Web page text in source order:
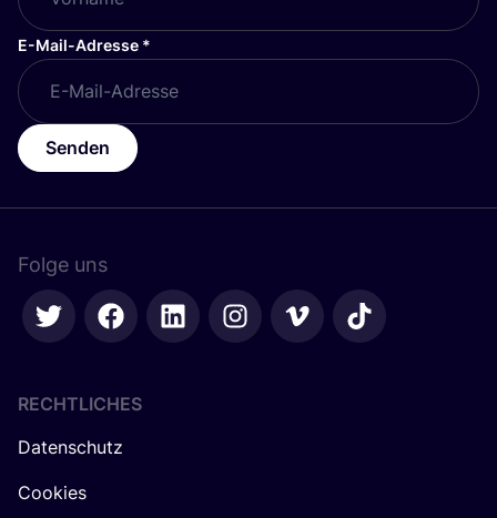
E-Mail-Adresse *
Senden
Folge uns
RECHTLICHES
Datenschutz
Cookies